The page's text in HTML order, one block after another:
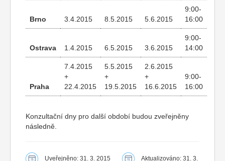
Brno 3.4.2015 8.5.2015 5.6.2015
9:00-
16:00
Ostrava 1.4.2015 6.5.2015 3.6.2015
9:00-
14:00
Praha
7.4.2015
+
22.4.2015
5.5.2015
+
19.5.2015
2.6.2015
+
16.6.2015
9:00-
16:00
Konzultační dny pro další období budou zveřejněny
následně.
Uveřejněno: 31. 3. 2015
Aktualizováno: 31. 3.